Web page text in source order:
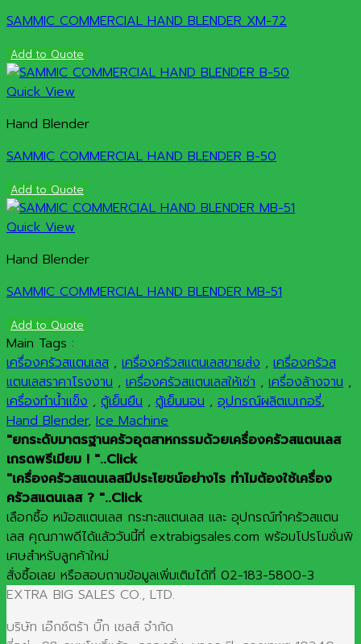
SAMMIC COMMERCIAL HAND BLENDER XM-72
Add to Quote
Quick View
Hand Blender
SAMMIC COMMERCIAL HAND BLENDER B-50
Add to Quote
Quick View
Hand Blender
SAMMIC COMMERCIAL HAND BLENDER MB-51
Add to Quote
Main Tags :
เครื่องครัวสแตนเลส , เครื่องครัวสแตนเลสขายส่ง , เครื่องครัวส
แตนเลสราคาโรงงาน , เครื่องครัวสแตนเลสให้เช่า , เครื่องล้างจาน ,
เครื่องทำน้ำแข็ง , ตู้เย็นยืน , ตู้เย็นนอน , อุปกรณ์ผลิตเบเกอรี่,
Hand Blender, Ice Machine
"ยกระดับมาตรฐานครัวอุตสาหกรรมด้วยเครื่องครัวสแตนเลส
เกรดพรีเมียม ! "..Click
"เครื่องครัวสแตนเลสมีประโยชน์อย่างไร ทำไมต้องใช้เครื่อง
ครัวสแตนเลส ? "..Click
เลือกซื้อ หม้อสแตนเลส กระทะสแตนเลส และ อุปกรณ์ทำครัวสแตน
เลส คุณภาพดีได้แล้ววันนี้ที่ extrabigsales.com พร้อมโปรโมชั่นพิ
เศษสำหรับลูกค้าใหม่
สั่งซื้อเลย หรือสอบถามข้อมูลเพิ่มเติมได้ที่ 02-183-5800-3
EXTRA BIG SALES CO., LTD.
บริษัท เอ๊กซ์ตร้า บิ๊ก เซลส์ จำกัด